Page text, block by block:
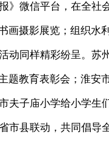
》微信平台，在全
画摄影展览；组织
同样精彩纷呈。苏
题教育表彰会；淮安
夫子庙小学给小学
市县联动，共同倡